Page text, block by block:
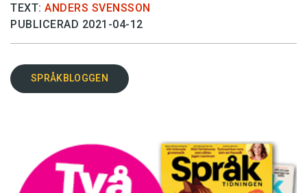
TEXT: ANDERS SVENSSON
PUBLICERAD 2021-04-12
SPRÅKBLOGGEN